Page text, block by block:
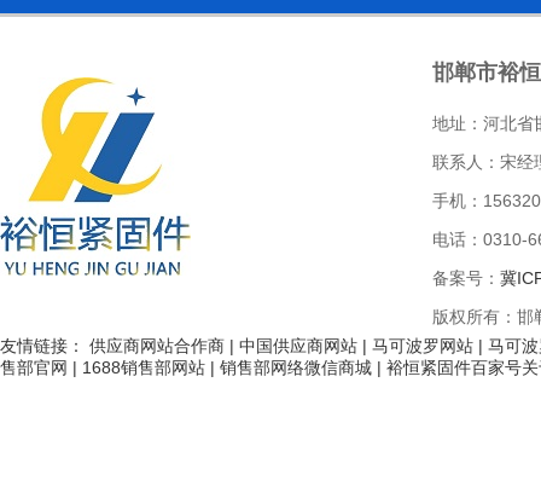
邯郸市裕
地址：河北省
联系人：宋经
手机：
电话：0310-
备案号： 冀
版权所有：邯
友情链接： 供应商网站合作商 | 中国供应商网站 | 马可波罗网站 | 马可
售部官网 | 1688销售部网站 | 销售部网络微信商城 | 裕恒紧固件百家号